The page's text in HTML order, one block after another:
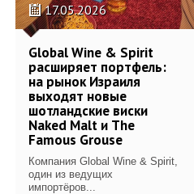
17.05.2026
Global Wine & Spirit
расширяет портфель:
на рынок Израиля
выходят новые
шотландские виски
Naked Malt и The
Famous Grouse
Компания Global Wine & Spirit,
один из ведущих
импортёров...